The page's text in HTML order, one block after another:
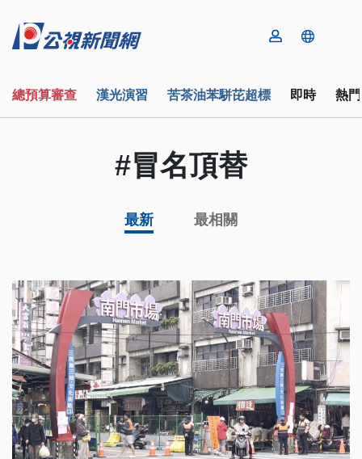
總預算審查 漢光演習 苦茶油苯駢芘超標 即時 熱
#冒名頂替
最新 最相關